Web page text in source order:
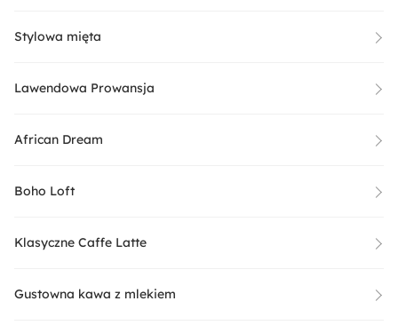
Stylowa mięta
Lawendowa Prowansja
African Dream
Boho Loft
Klasyczne Caffe Latte
Gustowna kawa z mlekiem